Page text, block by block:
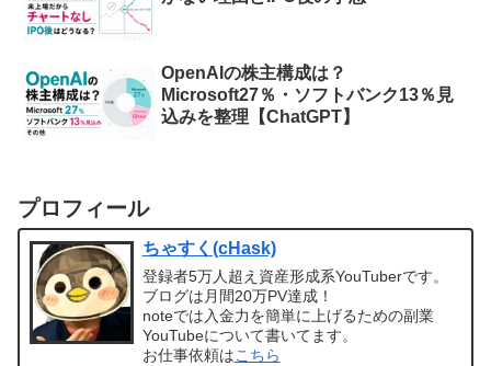
OpenAIの株主構成は？
Microsoft27％・ソフトバンク13％見
込みを整理【ChatGPT】
プロフィール
ちゃすく(cHask)
登録者5万人超え資産形成系YouTuberです。
ブログは月間20万PV達成！
noteでは入金力を簡単に上げるための副業
YouTubeについて書いてます。
お仕事依頼はこちら